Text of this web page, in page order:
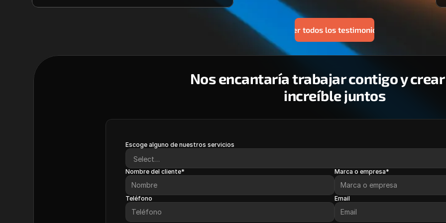
Ver todos los testimonios
Nos encantaría trabajar contigo y
increíble juntos
Escoge alguno de nuestros servicios
Nombre del cliente* Marca o empresa*
Teléfono Email